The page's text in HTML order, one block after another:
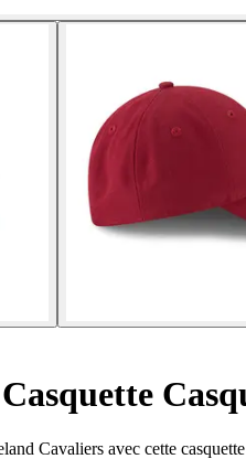
Casquette
Cavaliers avec cette